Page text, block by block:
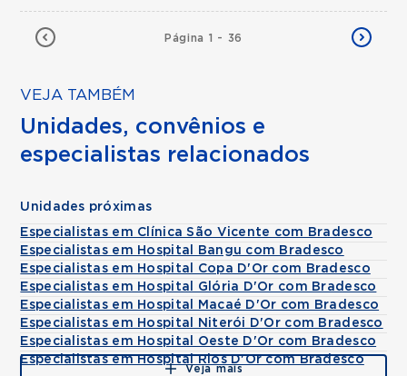
Página 1 - 36
VEJA TAMBÉM
Unidades, convênios e
especialistas relacionados
Unidades próximas
Especialistas em Clínica São Vicente com Bradesco
Especialistas em Hospital Bangu com Bradesco
Especialistas em Hospital Copa D'Or com Bradesco
Especialistas em Hospital Glória D'Or com Bradesco
Especialistas em Hospital Macaé D'Or com Bradesco
Especialistas em Hospital Niterói D'Or com Bradesco
Especialistas em Hospital Oeste D'Or com Bradesco
Especialistas em Hospital Rios D'Or com Bradesco
Veja mais